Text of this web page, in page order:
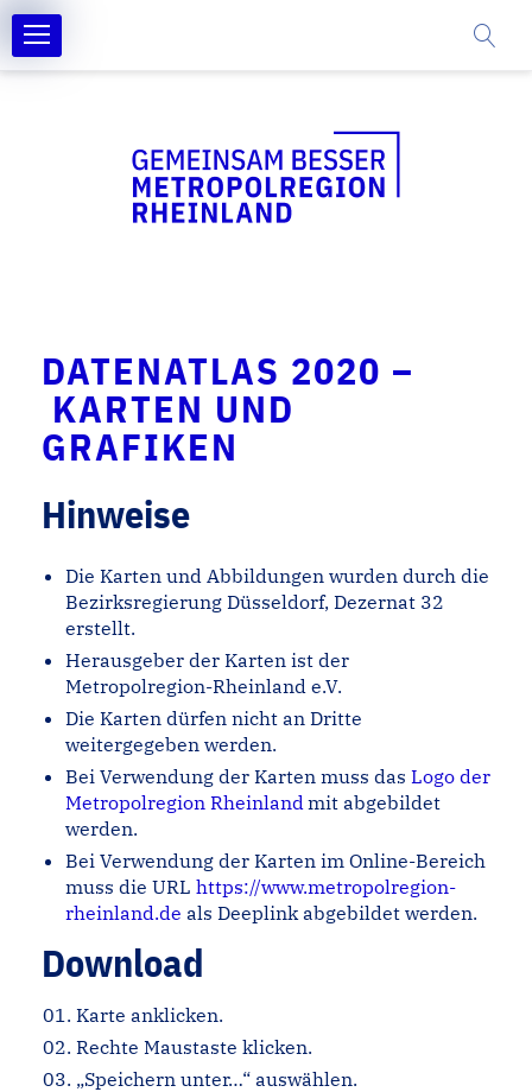
DATENATLAS 2020 –
KARTEN UND
GRAFIKEN
Hinweise
Die Karten und Abbildungen wurden durch die
Bezirksregierung Düsseldorf, Dezernat 32
erstellt.
Herausgeber der Karten ist der
Metropolregion-Rheinland e.V.
Die Karten dürfen nicht an Dritte
weitergegeben werden.
Bei Verwendung der Karten muss das Logo der
Metropolregion Rheinlandmit abgebildet
werden.
Bei Verwendung der Karten im Online-Bereich
muss die URL https://www.metropolregion-
rheinland.de als Deeplink abgebildet werden.
Download
Karte anklicken.
Rechte Maustaste klicken.
„Speichern unter…“ auswählen.